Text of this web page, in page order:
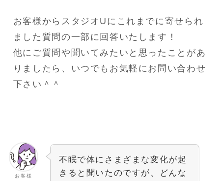
お客様からスタジオUにこれまでに寄せられ
ました質問の一部に回答いたします！
他にご質問や聞いてみたいと思ったことがあ
りましたら、いつでもお気軽にお問い合わせ
下さい＾＾
お客様
不眠で体にさまざまな変化が起
きると聞いたのですが、どんな